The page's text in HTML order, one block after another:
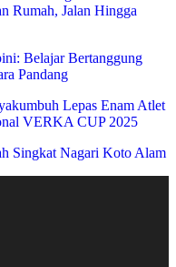
Rumah, Jalan Hingga
Belajar Bertanggung
Pandang
Lepas Enam Atlet
VERKA CUP 2025
Singkat Nagari Koto Alam